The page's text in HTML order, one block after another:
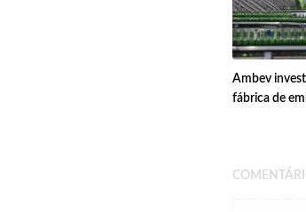
Ambev
fábrica de